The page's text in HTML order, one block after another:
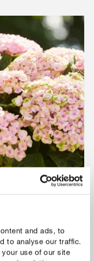
and ads, to
to analyse our traffic.
use of our site